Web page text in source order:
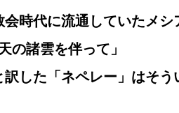
時代に流通していたメシ
の諸雲を伴って」
した「ネペレー」はそう